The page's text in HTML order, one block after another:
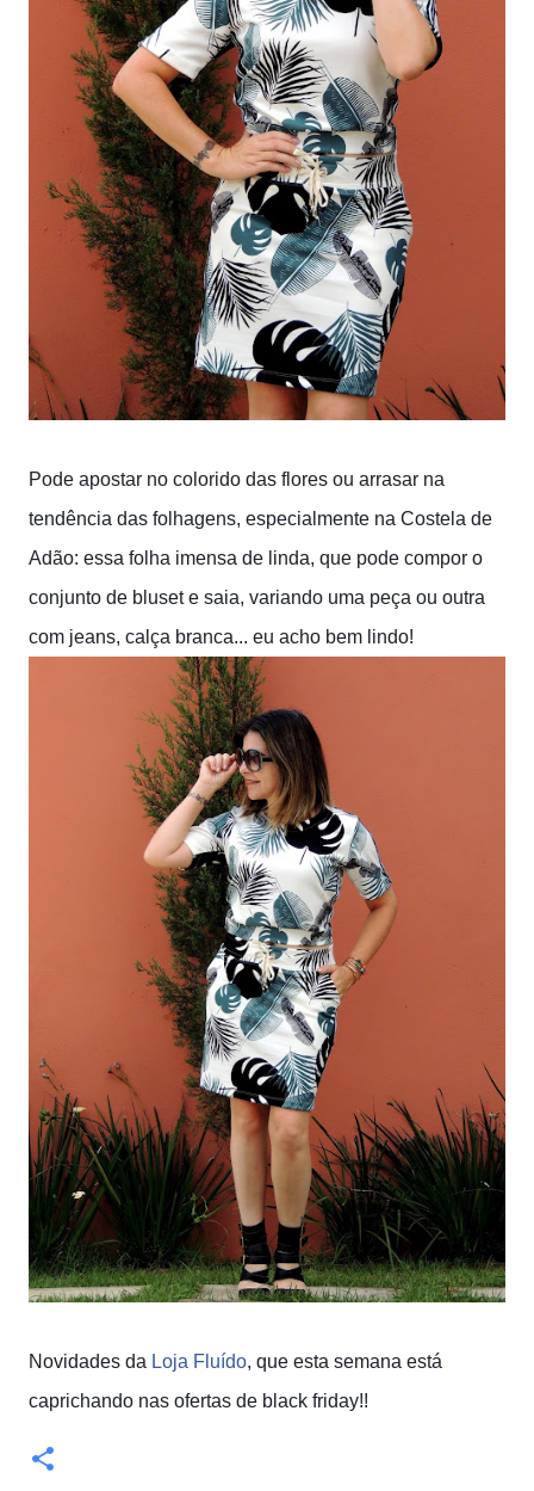
Pode apostar no colorido das flores ou arrasar na
tendência das folhagens, especialmente na Costela de
Adão: essa folha imensa de linda, que pode compor o
conjunto de bluset e saia, variando uma peça ou outra
com jeans, calça branca... eu acho bem lindo!
Novidades da Loja Fluído, que esta semana está
caprichando nas ofertas de black friday!!